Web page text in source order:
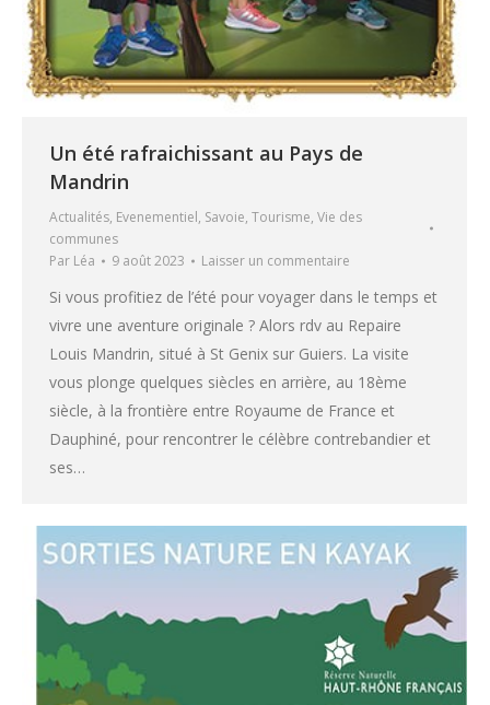
Un été rafraichissant au Pays de
Mandrin
Actualités, Evenementiel, Savoie, Tourisme, Vie des
communes
Par Léa 9 août 2023 Laisser un commentaire
Si vous profitiez de l’été pour voyager dans le temps et
vivre une aventure originale ? Alors rdv au Repaire
Louis Mandrin, situé à St Genix sur Guiers. La visite
vous plonge quelques siècles en arrière, au 18ème
siècle, à la frontière entre Royaume de France et
Dauphiné, pour rencontrer le célèbre contrebandier et
ses…